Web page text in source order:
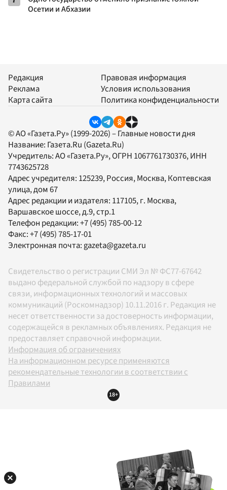
Осетии и Абхазии
Редакция
Реклама
Карта сайта
Правовая информация
Условия использования
Политика конфиденциальности
© АО «Газета.Ру» (1999-2026) – Главные новости дня
Название: Газета.Ru (Gazeta.Ru)
Учредитель:АО «Газета.Ру», ОГРН 1067761730376, ИНН
7743625728
Адрес учредителя: 125239, Россия, Москва, Коптевская
улица, дом 67
Адрес редакции и издателя: 117105, г. Москва,
Варшавское шоссе, д.9, стр.1
Телефон редакции:+7 (495) 785-00-12
Факс:+7 (495) 785-17-01
Электронная почта:gazeta@gazeta.ru
Свидетельство о регистрации СМИ Эл № ФС77-67642
выдано федеральной службой по надзору в сфере
связи, информационных технологий и массовых
коммуникаций (Роскомнадзор) 10.11.2016 г. Редакция не
несет ответственности за достоверность информации,
содержащейся в рекламных объявлениях. Редакция не
предоставляет справочной информации.
Информация об ограничениях
На информационном ресурсе применяются
рекомендательные технологии в соответствии с
Правилами
18+